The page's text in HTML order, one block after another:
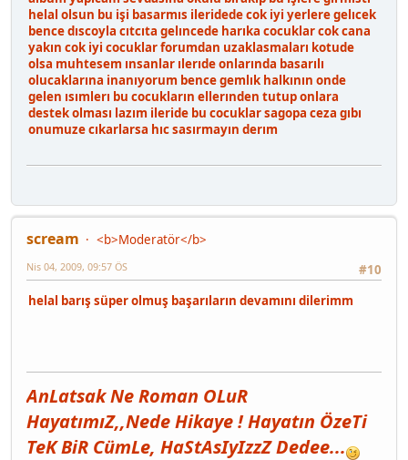
helal olsun bu işi basarmıs ileridede cok iyi yerlere gelıcek
bence dıscoyla cıtcıta gelıncede harıka cocuklar cok cana
yakın cok iyi cocuklar forumdan uzaklasmaları kotude
olsa muhtesem ınsanlar ılerıde onlarında basarılı
olucaklarına inanıyorum bence gemlık halkının onde
gelen ısımlerı bu cocukların ellerınden tutup onlara
destek olması lazım ileride bu cocuklar sagopa ceza gıbı
onumuze cıkarlarsa hıc sasırmayın derım
scream
<b>Moderatör</b>
#10
Nis 04, 2009, 09:57 ÖS
helal barış süper olmuş başarıların devamını dilerimm
AnLatsak Ne Roman OLuR
HayatımıZ,,Nede Hikaye ! Hayatın ÖzeTi
TeK BiR CümLe, HaStAsIyIzzZ Dedee...